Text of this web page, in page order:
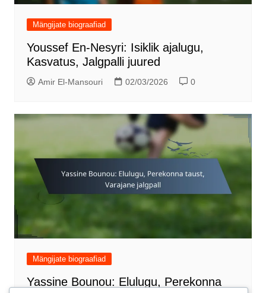
Mängijate biograafiad
Youssef En-Nesyri: Isiklik ajalugu,
Kasvatus, Jalgpalli juured
Amir El-Mansouri 02/03/2026 0
Mängijate biograafiad
Yassine Bounou: Elulugu, Perekonna